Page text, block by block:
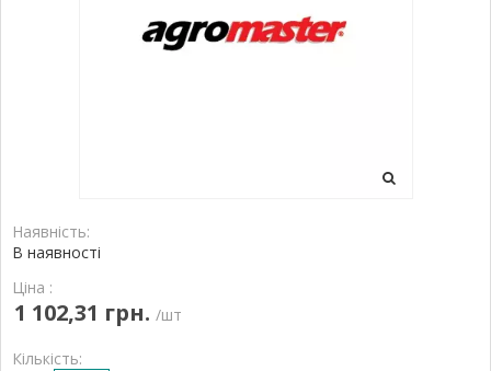
Наявність:
В наявності
Ціна :
1 102,31 грн. /шт
Кількість: